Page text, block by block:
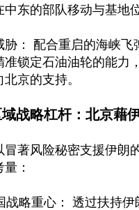
东的部队移动与基地
胁： 配合重启的海峡飞
准锁定石油油轮的能力
京的支持。
战略杠杆：北京藉
冒著风险秘密支援伊朗
：
战略重心： 透过扶持